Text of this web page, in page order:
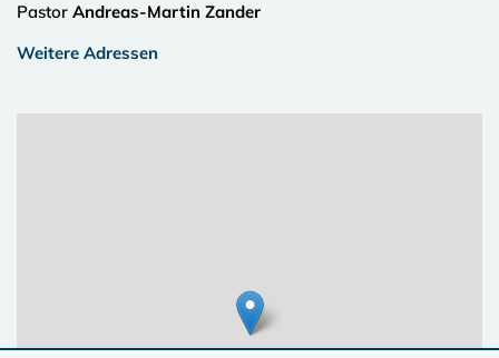
Pastor Andreas-Martin Zander
Weitere Adressen